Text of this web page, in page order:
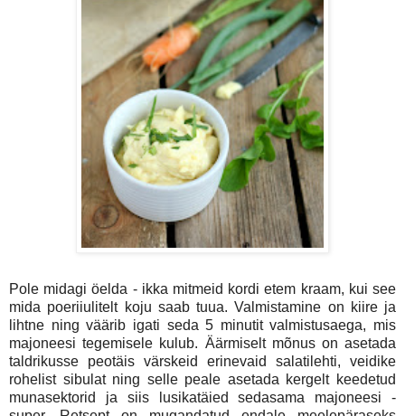
Pole midagi öelda - ikka mitmeid kordi etem kraam, kui see
mida poeriiulitelt koju saab tuua. Valmistamine on kiire ja
lihtne ning väärib igati seda 5 minutit valmistusaega, mis
majoneesi tegemisele kulub. Äärmiselt mõnus on asetada
taldrikusse peotäis värskeid erinevaid salatilehti, veidike
rohelist sibulat ning selle peale asetada kergelt keedetud
munasektorid ja siis lusikatäied sedasama majoneesi -